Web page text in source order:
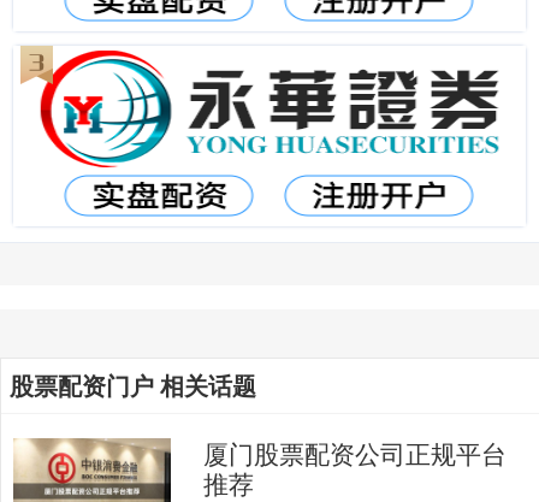
股票配资门户 相关话题
厦门股票配资公司正规平台
推荐